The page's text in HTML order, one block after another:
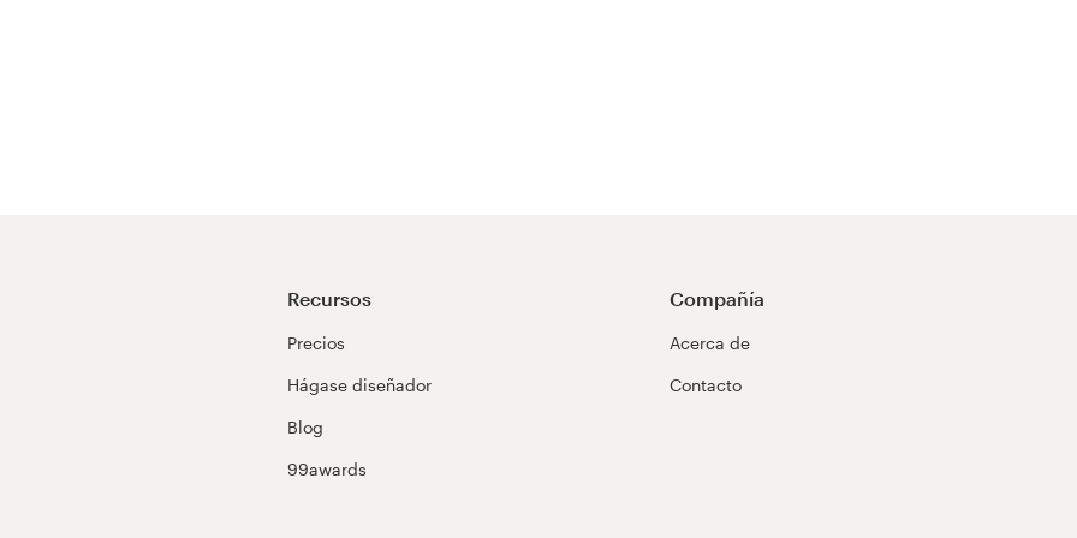
Recursos
Precios
Hágase diseñador
Blog
99awards
Compañía
Acerca de
Contacto